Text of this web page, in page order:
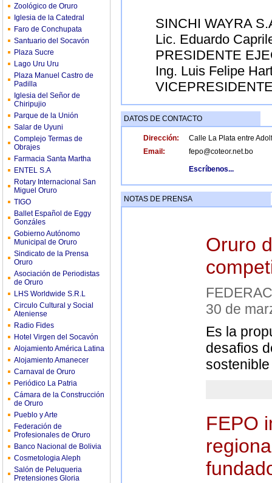
Zoológico de Oruro
Iglesia de la Catedral
Faro de Conchupata
Santuario del Socavón
Plaza Sucre
Lago Uru Uru
Plaza Manuel Castro de
Padilla
Iglesia del Señor de
Chiripujio
Parque de la Unión
Salar de Uyuni
Complejo Termas de
Obrajes
Farmacia Santa Martha
ENTEL S.A
Rotary Internacional San
Miguel Oruro
TIGO
Ballet Español de Eggy
Gonzáles
Gobierno Autónomo
Municipal de Oruro
Sindicato de la Prensa
Oruro
Asociación de Periodistas
de Oruro
LHS Worldwide S.R.L
Circulo Cultural y Social
Ateniense
Radio Fides
Hotel Virgen del Socavón
Alojamiento América Latina
Alojamiento Amanecer
Carnaval de Oruro
Periódico La Patria
Cámara de la Construcción
de Oruro
Pueblo y Arte
Federación de
Profesionales de Oruro
Banco Nacional de Bolivia
Cosmetologia Aleph
Salón de Peluqueria
Pretensiones Gloria
SINCHI WAYRA
Lic. Eduardo
PRESIDENTE
Ing. Luis Felipe
DATOS DE CONTACTO
Dirección:
Calle La Plata entre
Email:
fepo@coteor.net.bo
Escríbenos...
NOTAS DE PRENSA
Oruro
30 de
Es la
desafios
FEPO